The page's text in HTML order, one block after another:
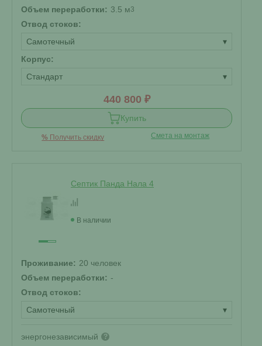
Объем переработки: 3.5 м3
Отвод стоков:
Самотечный
▾
Корпус:
Стандарт
▾
440 800 ₽
Купить
% Получить скидку Смета на монтаж
Септик Панда Нала 4
В наличии
Проживание: 20 человек
Объем переработки: -
Отвод стоков:
Самотечный
▾
энергонезависимый ?